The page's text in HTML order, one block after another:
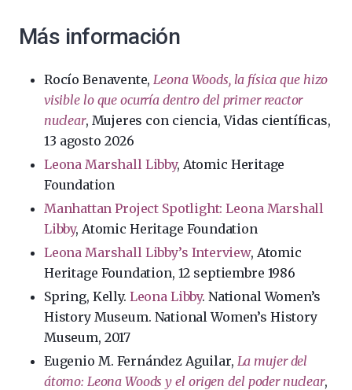
Más información
Rocío Benavente,Leona Woods, la física que hizo
visible lo que ocurría dentro del primer reactor
nuclear, Mujeres con ciencia, Vidas científicas,
13 agosto 2026
Leona Marshall Libby, Atomic Heritage
Foundation
Manhattan Project Spotlight: Leona Marshall
Libby, Atomic Heritage Foundation
Leona Marshall Libby’s Interview, Atomic
Heritage Foundation, 12 septiembre 1986
Spring, Kelly. Leona Libby. National Women’s
History Museum. National Women’s History
Museum, 2017
Eugenio M. Fernández Aguilar, La mujer del
átomo: Leona Woods y el origen del poder nuclear,